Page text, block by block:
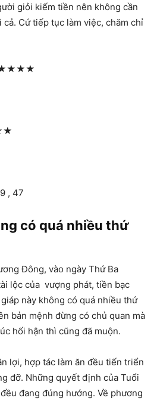
giỏi kiếm tiền nên không cần
Cứ tiếp tục làm việc, chăm chỉ
, 47
có quá nhiều thứ
Đông, vào ngày Thứ Ba
lộc của vượng phát, tiền bạc
này không có quá nhiều thứ
bản mệnh đừng có chủ quan mà
hối hận thì cũng đã muộn.
lợi, hợp tác làm ăn đều tiến triển
đỡ. Những quyết định của Tuổi
đang đúng hướng. Về phương